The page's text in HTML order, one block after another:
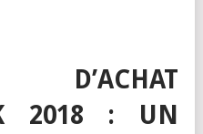
2018 : UN